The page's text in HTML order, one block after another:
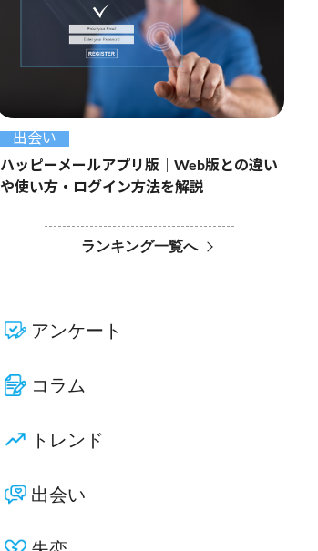
出会い
ハッピーメールアプリ版｜Web版との違い
や使い方・ログイン方法を解説
ランキング一覧へ
アンケート
コラム
トレンド
出会い